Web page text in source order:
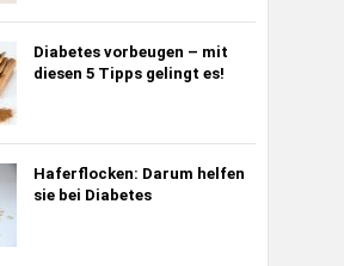
Diabetes vorbeugen – mit
diesen 5 Tipps gelingt es!
Haferflocken: Darum helfen
sie bei Diabetes